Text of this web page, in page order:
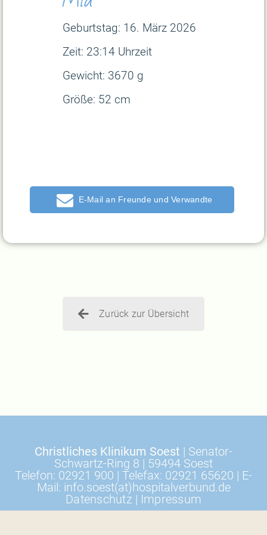
Geburtstag: 16. März 2026
Zeit: 23:14 Uhrzeit
Gewicht: 3670 g
Größe: 52 cm
E-Mail
Zurück zur Übersicht
Christliches Klinikum Soest | Senator-
Schwartz-Ring 8 | 59494 Soest
Telefon: 02921 900 | Telefax: 02921 65620 | E-
Mail: info.soest(at)hospitalverbund.de
Datenschutz | Impressum